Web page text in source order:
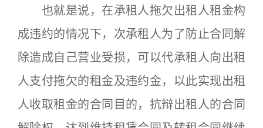
也就是说，在承租人拖欠出租人租金构
成违约的情况下，次承租人为了防止合同解
除造成自己营业受损，可以代承租人向出租
人支付拖欠的租金及违约金，以此实现出租
人收取租金的合同目的，抗辩出租人的合同